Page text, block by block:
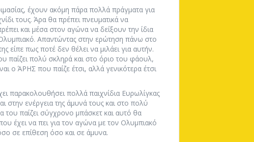
έχουν ακόμη πάρα πολλά πράγματα για
τους. Άρα θα πρέπει πνευματικά να
και μέσα στον αγώνα να δείξουν την ίδια
Απαντώντας στην ερώτηση πάνω στο
είπε πως ποτέ δεν θέλει να μιλάει για αυτήν.
παίζει πολύ σκληρά και στο όριο του φάουλ,
ο ΆΡΗΣ που παίζε έτσι, αλλά γενικότερα έτσι
παρακολουθήσει πολλά παιχνίδια Ευρωλίγκας
στην ενέργεια της άμυνά τους και στο πολύ
παίζει σύγχρονο μπάσκετ και αυτό θα
έχει να πει για τον αγώνα με τον Ολυμπιακό
σε επίθεση όσο και σε άμυνα.